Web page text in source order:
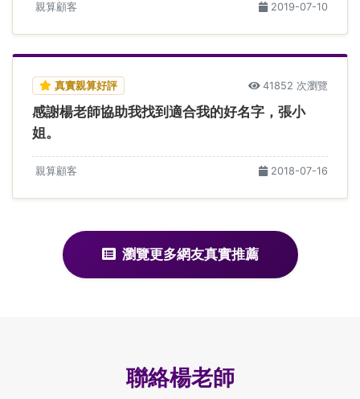
親算顧客 2019-07-10
真實親算好評 41852 次瀏覽
感謝楊老師協助我找到適合我的好名字，張小
姐。
親算顧客 2018-07-16
瀏覽更多網友真實推薦
聯絡楊老師